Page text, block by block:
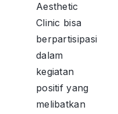
Aesthetic
Clinic bisa
berpartisipasi
dalam
kegiatan
positif yang
melibatkan